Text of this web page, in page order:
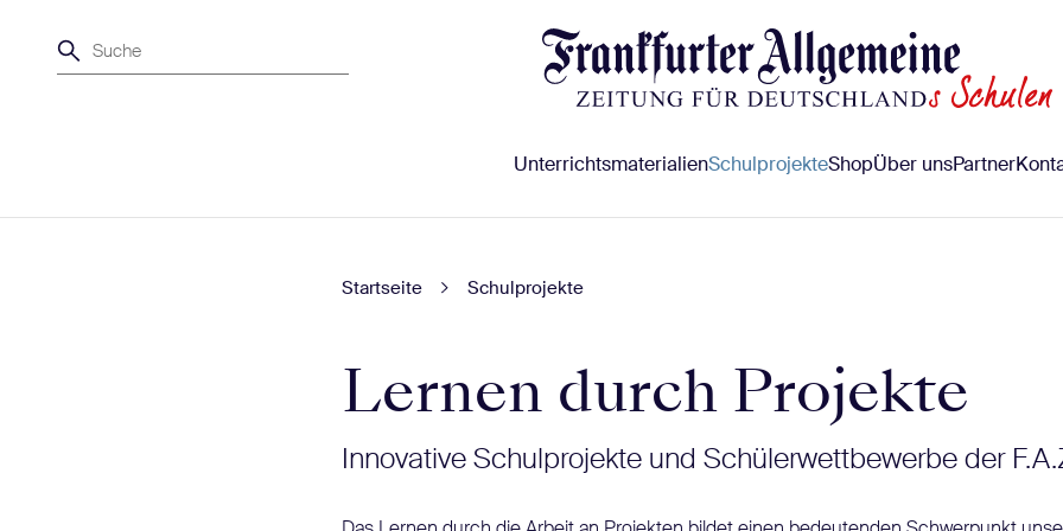
Suche
UnterrichtsmaterialienSchulprojekteShopÜber unsPartner
Startseite Schulprojekte
Lernen durch Projekte
Innovative Schulprojekte und Schülerwettbewerbe der